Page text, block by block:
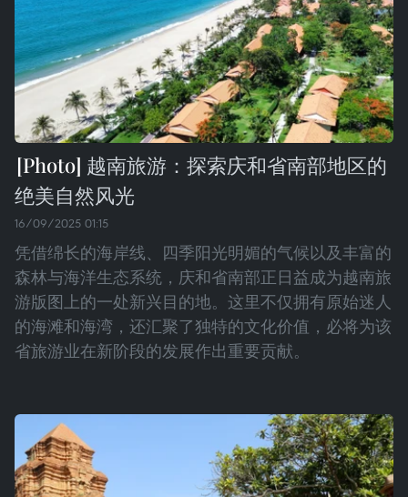
越南旅游：探索庆和省南部地区的
绝美自然风光
16/09/2025 01:15
凭借绵长的海岸线、四季阳光明媚的气候以及丰富的
森林与海洋生态系统，庆和省南部正日益成为越南旅
游版图上的一处新兴目的地。这里不仅拥有原始迷人
的海滩和海湾，还汇聚了独特的文化价值，必将为该
省旅游业在新阶段的发展作出重要贡献。